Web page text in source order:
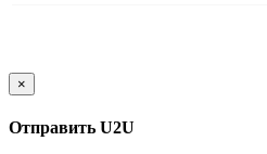
×
Отправить U2U